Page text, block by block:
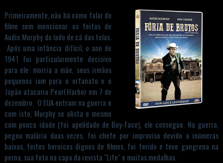
Primeiramente, não há como falar do
filme sem mencionar os feitos de
Audie Murphy do lado de cá das telas.
Após uma infância difícil, o ano de
1941 foi particularmente decisivo
para ele: morria a mãe, seus irmãos
pequenos iam para o orfanato e o
Japão atacaria Pearl Harbor em 7 de
dezembro. O EUA entram na guerra e
com isto, Murphy se alista e mesmo
com pouca idade (foi apelidado de Boy-Face), ele consegue. Na guerra,
pegou malária duas vezes, foi chefe por improviso devido a inúmeras
baixas, feitos heroicos dignos de filmes, foi ferido e teve gangrena na
perna, sua foto na capa da revista "Life" e muitas medalhas.